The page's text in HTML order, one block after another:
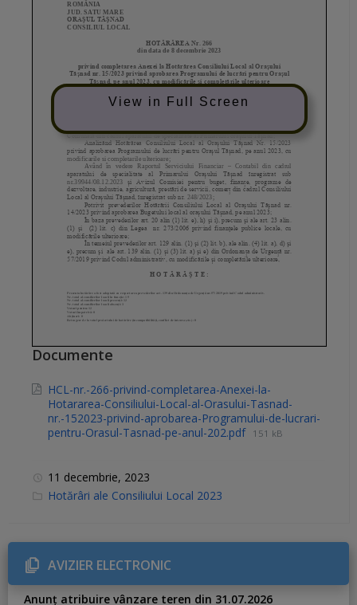
View in Full Screen
Documente
HCL-nr.-266-privind-completarea-Anexei-la-
Hotararea-Consiliului-Local-al-Orasului-Tasnad-
nr.-152023-privind-aprobarea-Programului-de-lucrari-
pentru-Orasul-Tasnad-pe-anul-202.pdf 151 kB
11 decembrie, 2023
C
r
i
e
s
Hotărâri ale Consiliului Local 2023
AVIZIER ELECTRONIC
Anunț atribuire vânzare teren din 31.07.2026